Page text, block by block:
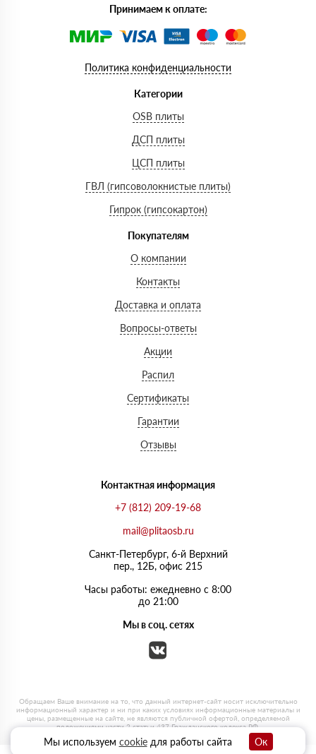
Принимаем к оплате:
Политика конфиденциальности
Категории
OSB плиты
ДСП плиты
ЦСП плиты
ГВЛ (гипсоволокнистые плиты)
Гипрок (гипсокартон)
Покупателям
О компании
Контакты
Доставка и оплата
Вопросы-ответы
Акции
Распил
Сертификаты
Гарантии
Отзывы
Контактная информация
+7 (812) 209-19-68
mail@plitaosb.ru
Санкт-Петербург, 6-й Верхний
пер., 12Б, офис 215
Часы работы: ежедневно с 8:00
до 21:00
Мы в соц. сетях
Мы используем cookieдля работы сайта Ок